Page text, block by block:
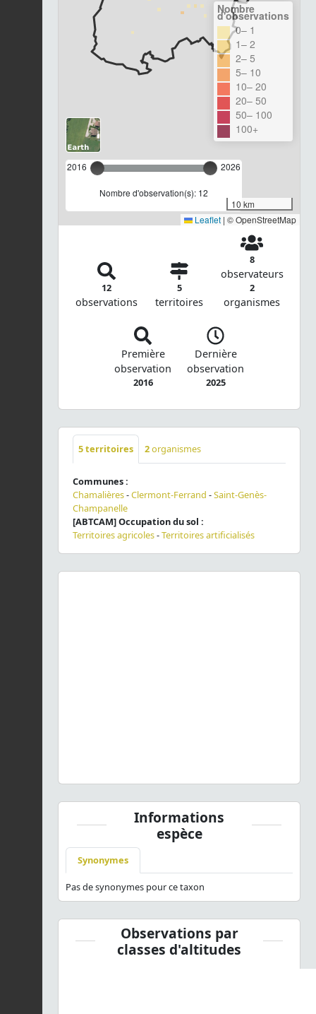
2016 2026
Nombre d'observation(s): 12
Nombre
d'observations
0– 1
1– 2
2– 5
5– 10
10– 20
20– 50
50– 100
100+
10 km
Leaflet | © OpenStreetMap
12
observations
5
territoires
8
observateurs
2
organismes
Première
observation
2016
Dernière
observation
2025
5territoires 2organismes
Communes :
Chamalières-Clermont-Ferrand -Saint-Genès-
Champanelle
[ABTCAM] Occupation du sol :
Territoires agricoles-Territoires artificialisés
Informations
espèce
Synonymes
Pas de synonymes pour ce taxon
Observations par
classes d'altitudes